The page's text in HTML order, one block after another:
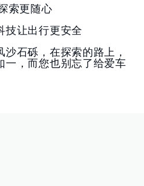
索更随心
技让出行更安全
石砾，在探索的路上，
一，而您也别忘了给爱车